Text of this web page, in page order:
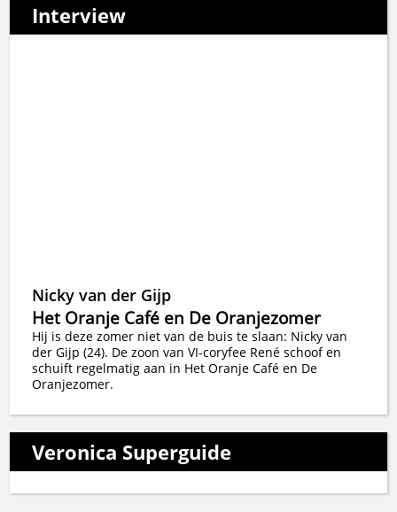
Interview
Nicky van der Gijp
Het Oranje Café en De Oranjezomer
Hij is deze zomer niet van de buis te slaan: Nicky van
der Gijp (24). De zoon van VI-coryfee René schoof en
schuift regelmatig aan in Het Oranje Café en De
Oranjezomer.
Veronica Superguide